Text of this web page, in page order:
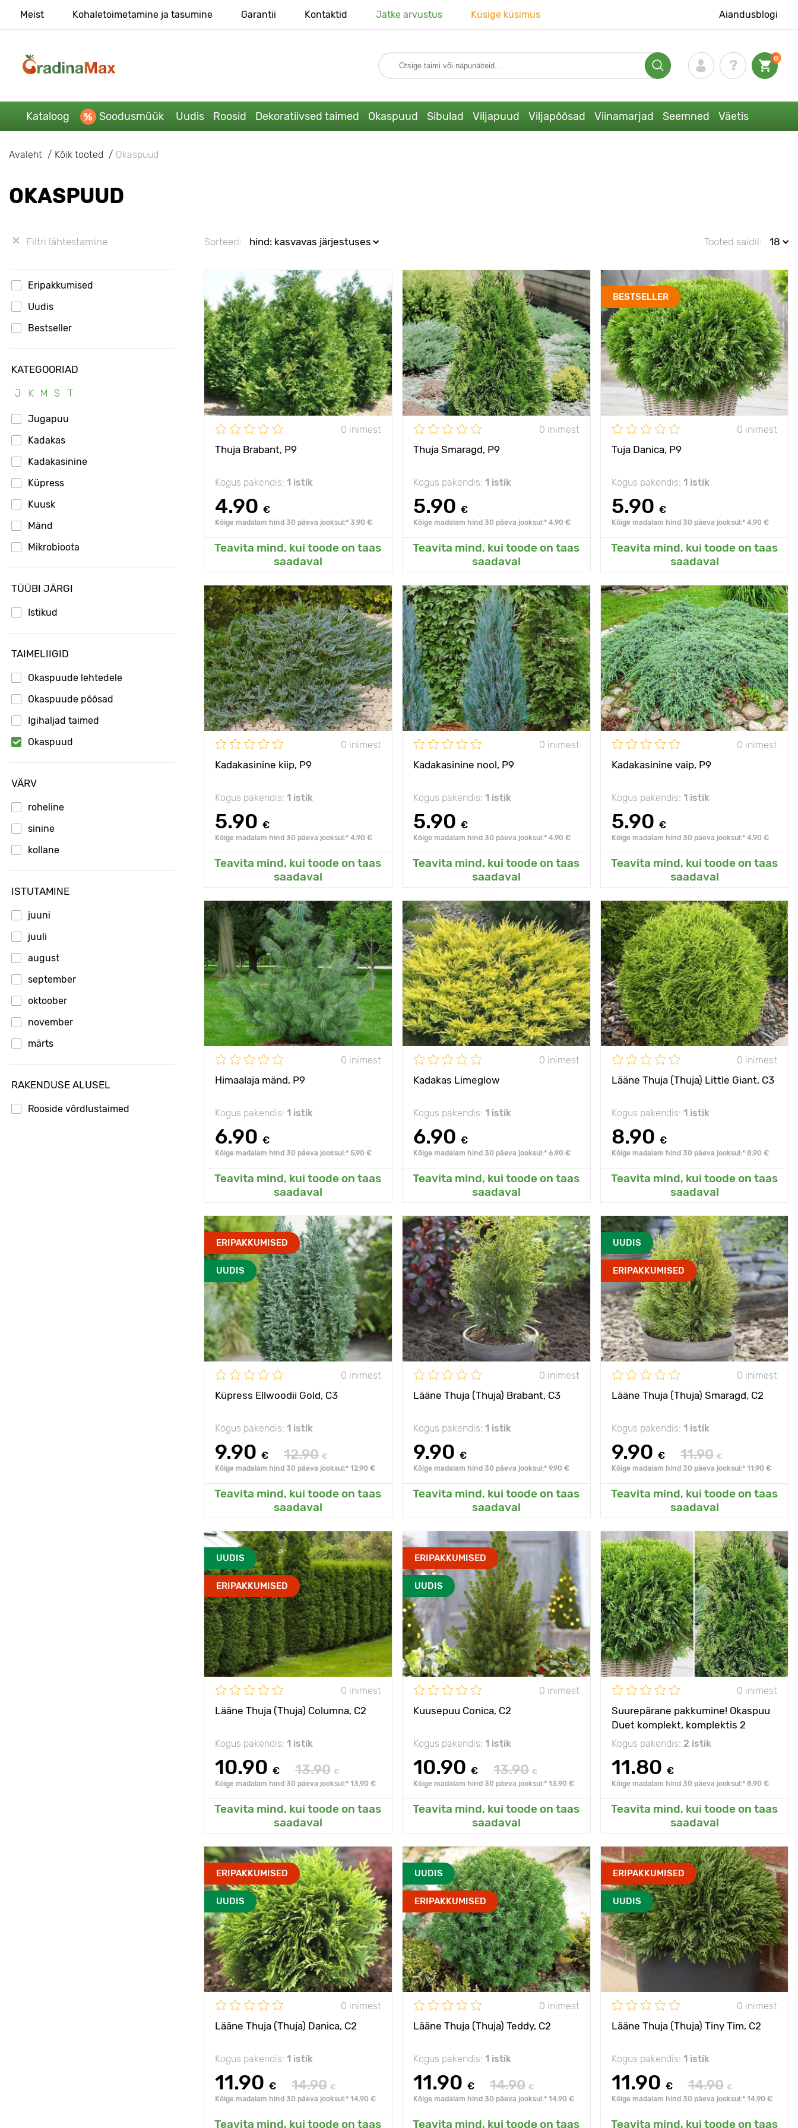
Meist Kohaletoimetamine ja tasumine Garantii Kontaktid Jätke arvustus Küsige küsimus Aiandusblogi
0
Kataloog Soodusmüük Uudis Roosid Dekoratiivsed taimed Okaspuud Sibulad Viljapuud Viljapõõsad Viinamarjad Seemned Väetis
Avaleht Kõik tooted Okaspuud
OKASPUUD
Filtri lähtestamine
Eripakkumised
Uudis
Bestseller
KATEGOORIAD
J K M S T
Jugapuu
Kadakas
Kadakasinine
Küpress
Kuusk
Mänd
Mikrobioota
Spinat
Thuja
TÜÜBI JÄRGI
Istikud
TAIMELIIGID
Okaspuude lehtedele
Okaspuude põõsad
Igihaljad taimed
Okaspuud
VÄRV
roheline
sinine
kollane
ISTUTAMINE
juuni
juuli
august
september
oktoober
november
märts
aprill
mai
RAKENDUSE ALUSEL
Rooside võrdlustaimed
Sorteeri: hind: kasvavas järjestuses Tooted saidil: 18
0 inimest
Thuja Brabant, Р9
Kogus pakendis: 1 istik
4.90 €
Kõige madalam hind 30 päeva jooksul:* 3.90 €
Teavita mind, kui toode on taas
saadaval
Vastupidavus külmale - 40°C
Omadused
hiiglane elupuude
seas
Taime kõrgus 4 - 20 m
Type pots Р9
Taimede
vahekaugused
2 - 3 m
Päikseline,
päike, penumbra, vari
Lisanud Minu aeda
0 inimest
Thuja Smaragd, Р9
Kogus pakendis: 1 istik
5.90 €
Kõige madalam hind 30 päeva jooksul:* 4.90 €
Teavita mind, kui toode on taas
saadaval
Vastupidavus külmale - 40°C
Omadused puhastab õhku
Taime kõrgus 2 - 2,5 m
Type pots Р9
Taimede
vahekaugused
1 - 2 m
poolvarjuline
Lisanud Minu aeda
BESTSELLER
0 inimest
Tuja Danica, Р9
Kogus pakendis: 1 istik
5.90 €
Kõige madalam hind 30 päeva jooksul:* 4.90 €
Teavita mind, kui toode on taas
saadaval
Vastupidavus külmale - 40°C
Omadused
populaarne
kerakujuline elupuu
Taime kõrgus 80 cm
Type pots Р9
Taimede
vahekaugused
1.5 - 2 m
Päikseline,
päike, penumbra, vari
Lisanud Minu aeda
0 inimest
Kadakasinine kiip, Р9
Kogus pakendis: 1 istik
5.90 €
Kõige madalam hind 30 päeva jooksul:* 4.90 €
Teavita mind, kui toode on taas
saadaval
Vastupidavus külmale - 40°C
Omadused igihaljas
Taime kõrgus 50 cm
Type pots Р9
Taimede
vahekaugused
1 - 2 m
poolvarjuline
Lisanud Minu aeda
0 inimest
Kadakasinine nool, Р9
Kogus pakendis: 1 istik
5.90 €
Kõige madalam hind 30 päeva jooksul:* 4.90 €
Teavita mind, kui toode on taas
saadaval
Vastupidavus külmale - 40°C
Omadused sinine nool
Taime kõrgus 5 m
Type pots Р9
Taimede
vahekaugused
1.5 - 2 m
poolvarjuline
Lisanud Minu aeda
0 inimest
Kadakasinine vaip, Р9
Kogus pakendis: 1 istik
5.90 €
Kõige madalam hind 30 päeva jooksul:* 4.90 €
Teavita mind, kui toode on taas
saadaval
Vastupidavus külmale - 40°C
Omadused
tugevalt hargnenud
ja vähenõudlik
Taime kõrgus 30 - 40 cm
Type pots Р9
Taimede
vahekaugused
1.5 - 2 m
Päikseline,
päike, penumbra, vari
Lisanud Minu aeda
0 inimest
Himaalaja mänd, Р9
Kogus pakendis: 1 istik
6.90 €
Kõige madalam hind 30 päeva jooksul:* 5.90 €
Teavita mind, kui toode on taas
saadaval
Vastupidavus külmale - 40°C
Omadused
suurejooneline
mitmekesisus
Taime kõrgus 15 - 20 m
Type pots Р9
Taimede
vahekaugused
3 - 5 m
Päikseline,
päike, penumbra, vari
Lisanud Minu aeda
0 inimest
Kadakas Limeglow
Kogus pakendis: 1 istik
6.90 €
Kõige madalam hind 30 päeva jooksul:* 6.90 €
Teavita mind, kui toode on taas
saadaval
Vastupidavus külmale - 40°C
Omadused roomav sort
Taime kõrgus 40 - 50 cm
Taimede
vahekaugused
3 - 5 m
Päikseline,
poolvarjuline
päike, penumbra, vari
Lisanud Minu aeda
0 inimest
Lääne Thuja (Thuja) Little Giant, С3
Kogus pakendis: 1 istik
8.90 €
Kõige madalam hind 30 päeva jooksul:* 8.90 €
Teavita mind, kui toode on taas
saadaval
Vastupidavus külmale - 35°C
Omadused
Unikaalne
kerakujuline kuju
Taime kõrgus 80 - 100 cm
Type pots С3
Päikseline,
poolvarjuline
päike, penumbra
Lisanud Minu aeda
ERIPAKKUMISED
UUDIS
0 inimest
Küpress Ellwoodii Gold, С3
Kogus pakendis: 1 istik
9.90 € 12.90 €
Kõige madalam hind 30 päeva jooksul:* 12.90 €
Teavita mind, kui toode on taas
saadaval
Vastupidavus külmale - 35°C
Omadused
Jääb dekoratiivseks
aastaringselt
Taime kõrgus 2 - 3 m
Type pots С3
Päikseline,
poolvarjuline
päike, penumbra
Lisanud Minu aeda
0 inimest
Lääne Thuja (Thuja) Brabant, С3
Kogus pakendis: 1 istik
9.90 €
Kõige madalam hind 30 päeva jooksul:* 9.90 €
Teavita mind, kui toode on taas
saadaval
Vastupidavus külmale - 35°C
Omadused
Tuuliku maailma
hiiglane
Taime kõrgus 300 - 400 cm
Type pots С3
Päikseline,
poolvarjuline
päikesepaisteline
koht
Lisanud Minu aeda
UUDIS
ERIPAKKUMISED
0 inimest
Lääne Thuja (Thuja) Smaragd, C2
Kogus pakendis: 1 istik
9.90 € 11.90 €
Kõige madalam hind 30 päeva jooksul:* 11.90 €
Teavita mind, kui toode on taas
saadaval
Vastupidavus külmale - 35°C
Omadused
Kõige kiiremini
kasvav sort
Taime kõrgus 200 - 250 cm
Type pots С5
Päikseline,
poolvarjuline
päike, penumbra
Lisanud Minu aeda
UUDIS
ERIPAKKUMISED
0 inimest
Lääne Thuja (Thuja) Columna, C2
Kogus pakendis: 1 istik
10.90 € 13.90 €
Kõige madalam hind 30 päeva jooksul:* 13.90 €
Teavita mind, kui toode on taas
saadaval
Vastupidavus külmale - 40°C
Omadused pikaealine sort
Taime kõrgus 8 - 10 m
Type pots Р9
Taimede
vahekaugused
2 m
poolvarjuline
Lisanud Minu aeda
ERIPAKKUMISED
UUDIS
0 inimest
Kuusepuu Conica, C2
Kogus pakendis: 1 istik
10.90 € 13.90 €
Kõige madalam hind 30 päeva jooksul:* 13.90 €
Teavita mind, kui toode on taas
saadaval
Vastupidavus külmale
Omadused Kääbus kuusk
Taime kõrgus 170 - 200 cm
Type pots С3
Päikseline,
poolvarjuline
päikesepaisteline
koht
Lisanud Minu aeda
0 inimest
Suurepärane pakkumine! Okaspuu
Duet komplekt, komplektis 2
istikut
Kogus pakendis: 2 istik
11.80 €
Kõige madalam hind 30 päeva jooksul:* 8.90 €
Teavita mind, kui toode on taas
saadaval
Vastupidavus külmale - 40°C
Omadused soodne komplekt
Taime kõrgus 0,8 - 2,5 m
Taimede
vahekaugused
1 - 2 m
Päikseline,
poolvarjuline
päike, penumbra, vari
Lisanud Minu aeda
ERIPAKKUMISED
UUDIS
0 inimest
Lääne Thuja (Thuja) Danica, C2
Kogus pakendis: 1 istik
11.90 € 14.90 €
Kõige madalam hind 30 päeva jooksul:* 14.90 €
Teavita mind, kui toode on taas
Vastupidavus külmale - 35°C
Omadused
Populaarne kerajas
tuuia
Taime kõrgus 60 - 80 cm
Type pots С3
Päikseline,
poolvarjuline
päike, penumbra
UUDIS
ERIPAKKUMISED
0 inimest
Lääne Thuja (Thuja) Teddy, C2
Kogus pakendis: 1 istik
11.90 € 14.90 €
Kõige madalam hind 30 päeva jooksul:* 14.90 €
Teavita mind, kui toode on taas
Vastupidavus külmale - 35°C
Omadused
Aeglaselt kasvav
põõsas väikestesse
aedadesse.
Taime kõrgus 40 - 50 cm
Type pots С3
Päikseline,
poolvarjuline
päike, penumbra
ERIPAKKUMISED
UUDIS
0 inimest
Lääne Thuja (Thuja) Tiny Tim, C2
Kogus pakendis: 1 istik
11.90 € 14.90 €
Kõige madalam hind 30 päeva jooksul:* 14.90 €
Teavita mind, kui toode on taas
Vastupidavus külmale - 32°C
Omadused Võib kasvatada potis
Taime kõrgus 90 - 100 cm
Type pots С3
Päikseline,
poolvarjuline
päike, penumbra